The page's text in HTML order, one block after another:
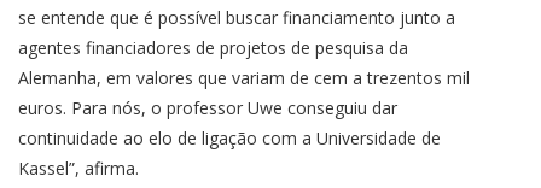
se entende que é possível buscar financiamento junto a
agentes financiadores de projetos de pesquisa da
Alemanha, em valores que variam de cem a trezentos mil
euros. Para nós, o professor Uwe conseguiu dar
continuidade ao elo de ligação com a Universidade de
Kassel”, afirma.